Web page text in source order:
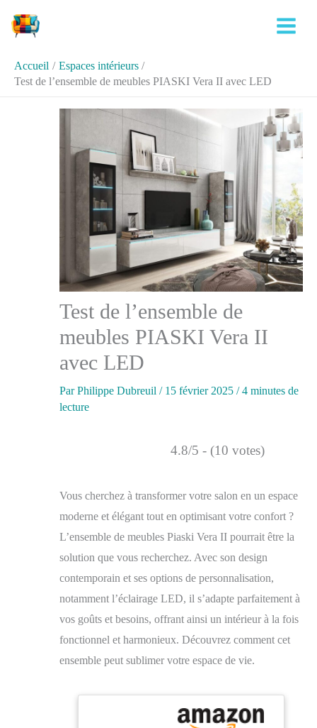
Accueil
Espaces intérieurs
Test de l’ensemble de meubles PIASKI Vera II avec LED
Test de l’ensemble de
meubles PIASKI Vera II
avec LED
ParPhilippe Dubreuil / 15 février 2025 /4 minutes de
lecture
4.8/5 - (10 votes)
Vous cherchez à transformer votre salon en un espace
moderne et élégant tout en optimisant votre confort ?
L’ensemble de meubles Piaski Vera II pourrait être la
solution que vous recherchez. Avec son design
contemporain et ses options de personnalisation,
notamment l’éclairage LED, il s’adapte parfaitement à
vos goûts et besoins, offrant ainsi un intérieur à la fois
fonctionnel et harmonieux. Découvrez comment cet
ensemble peut sublimer votre espace de vie.